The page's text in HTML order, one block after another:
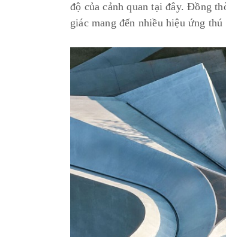
độ của cảnh quan tại đây. Đồng
giác mang đến nhiều hiệu ứng